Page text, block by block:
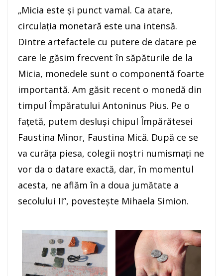
„Micia este şi punct vamal. Ca atare,
circulaţia monetară este una intensă.
Dintre artefactele cu putere de datare pe
care le găsim frecvent în săpăturile de la
Micia, monedele sunt o componentă foarte
importantă. Am găsit recent o monedă din
timpul Împăratului Antoninus Pius. Pe o
faţetă, putem desluşi chipul Împărătesei
Faustina Minor, Faustina Mică. După ce se
va curăţa piesa, colegii noştri numismaţi ne
vor da o datare exactă, dar, în momentul
acesta, ne aflăm în a doua jumătate a
secolului II”, povesteşte Mihaela Simion.